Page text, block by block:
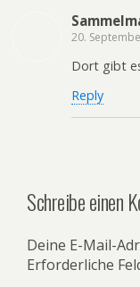
20.
Dort gibt
Reply
Schreibe einen
Deine E-Mail-
Erforderliche